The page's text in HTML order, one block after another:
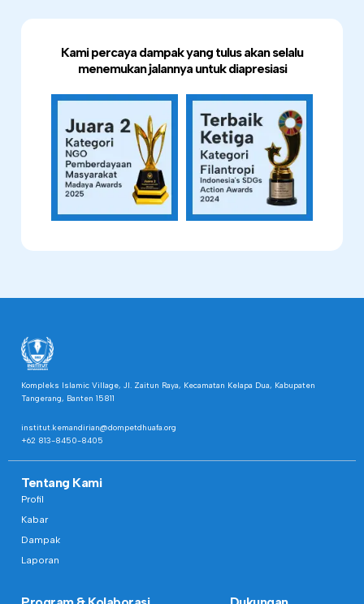
Kami percaya dampak yang tulus akan selalu
menemukan jalannya untuk diapresiasi
Kompleks Islamic Village, Jl. Zaitun Raya, Kecamatan Kelapa Dua, Kabupaten
Tangerang, Banten 15811
institut.kemandirian@dompetdhuafa.org
+62 813-8450-8405
Tentang Kami
Profil
Kabar
Dampak
Laporan